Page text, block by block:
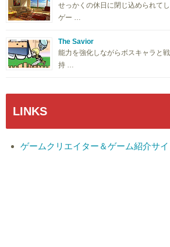
せっかくの休日に閉じ込められて
ゲー …
The Savior
能力を強化しながらボスキャラと
持 …
LINKS
ゲームクリエイター＆ゲーム紹介サ